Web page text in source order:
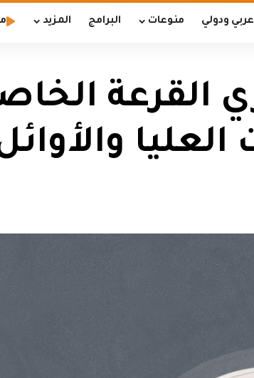
عربي ودولي منوعات البرامج المزيد
الخاصة